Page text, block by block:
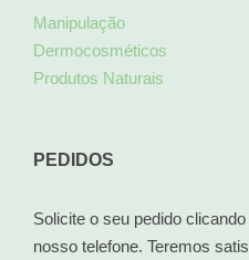
Manipulação
Dermocosméticos
Produtos Naturais
PEDIDOS
Solicite o seu pedido
nosso telefone. Teremos